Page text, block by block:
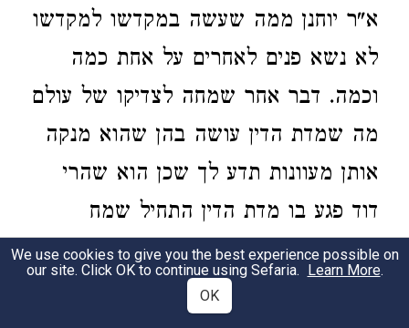
א"ר יוחנן ממה שעשה במקדשו למקדשו
לא נשא פנים לאחרים על אחת כמה
וכמה. דבר אחר שמחה לצדיקו של עולם
מה שמדת הדין עושה בהן שהוא מנקה
אותן מעוונות תדע לך שכן הוא שהרי
דוד פגע בו מדת הדין התחיל שמח
ומזמר ואומר מזמור:
A Psalm of David, when he fled from
We use cookies to give you the best experience possible on
our site. Click OK to continue using Sefaria. Learn More.
OK